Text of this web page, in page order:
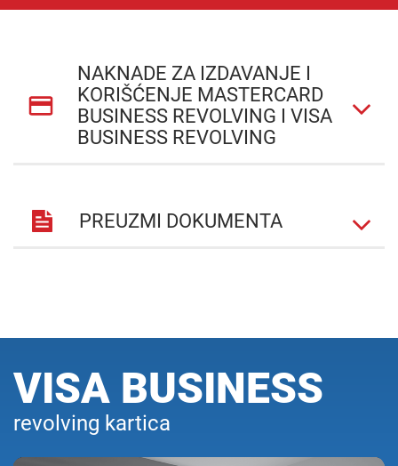
NAKNADE ZA IZDAVANJE I
KORIŠĆENJE MASTERCARD
BUSINESS REVOLVING I VISA
BUSINESS REVOLVING
PREUZMI DOKUMENTA
VISA BUSINESS
revolving kartica